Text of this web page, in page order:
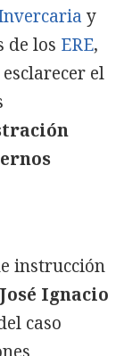
y
de los ERE,
el
instrucción
José Ignacio
caso